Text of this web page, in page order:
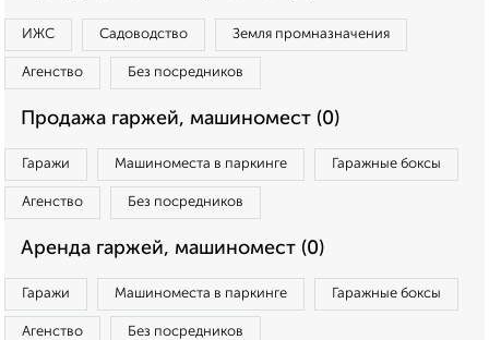
ИЖС Садоводство Земля промназначения
Агенство Без посредников
Продажа гаржей, машиномест (0)
Гаражи Машиноместа в паркинге Гаражные боксы
Агенство Без посредников
Аренда гаржей, машиномест (0)
Гаражи Машиноместа в паркинге Гаражные боксы
Агенство Без посредников